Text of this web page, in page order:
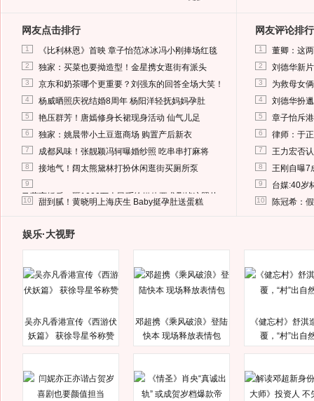
网友点击排行
1 《比利林恩》首映 章子怡范冰冰冯小刚捧场红毯
2 独家：买菜也要拗造型！金星携女逛街有派头
3 京东和奶茶哪个更重要？刘强东的回答全场大笑！
4 杨威晒照庆祝结婚8周年 杨阳洋轻抚妈妈孕肚
5 艳压群芳！唐嫣修身长裙现身活动 仙气儿足
6 独家：姚晨带小土豆逛商场 购置产后新衣
7 成都风味！张靓颖冯轲曝婚纱照 吃串串打麻将
8 接地气！阔太熊黛林打扮休闲逛街买厕所泵
9
马蓉离婚后，砸1000万人民币给媒体要求删掉这照片
10 甜到腻！黄晓明上海庆生 Baby挺孕肚送蛋糕
网友评论排行
1 董卿：这
2 刘德华新
3 为救母女
4 刘德华扮
5 章子怡斥
6 律师：于
7 王力宏否
8 王刚自曝7
9 台媒:40岁
10 陈冠希：
娱乐·大视野
吴亦凡香港宣传《西游伏
妖篇》 获徐导星爷称赞
邓超携《乘风破浪》登陆
快本 现场释放表情包
《健忘村》舒淇
覆，“村”出自